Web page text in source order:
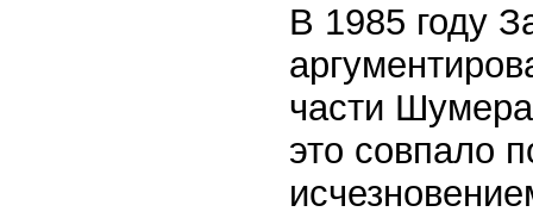
В 1985 году
части
это совпало